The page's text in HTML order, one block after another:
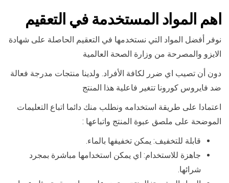
اهم المواد المستخدمة في التعقيم
نوفر أفضل المواد التي نستخدمها في التعقيم الحاصلة على شهادة
الايزو والمصرحة من وزارة الصحة العالمية
دون أن تصيب اي ضرر لكافة الأفراد. ولدينا منتجات مدرجة فعالة
ضد فايروس كورونا تتغير فاعلية هذا المنتج
اعتمادا على طريقة استخدامه ونطلب منك دائما اتباع التعليمات
الموضحة على ملصق عبوة المنتج واتباعها :
قابلة للتخفيف: يمكن تخفيفها بالماء.
جاهزة للاستخدام: اي يمكن استخدامها مباشرة بمجرد
شرائها.